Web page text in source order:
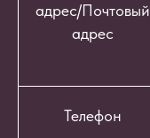
адрес/Почтовый
адрес
Телефон